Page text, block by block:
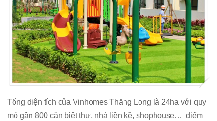
Tổng diện tích của Vinhomes Thăng Long là 24ha với quy
mô gần 800 căn biệt thự, nhà liền kề, shophouse… điểm